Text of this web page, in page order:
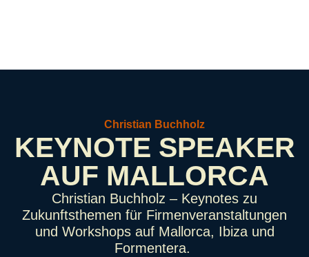
Christian Buchholz
KEYNOTE SPEAKER
AUF MALLORCA
Christian Buchholz – Keynotes zu
Zukunftsthemen für Firmenveranstaltungen
und Workshops auf Mallorca, Ibiza und
Formentera.